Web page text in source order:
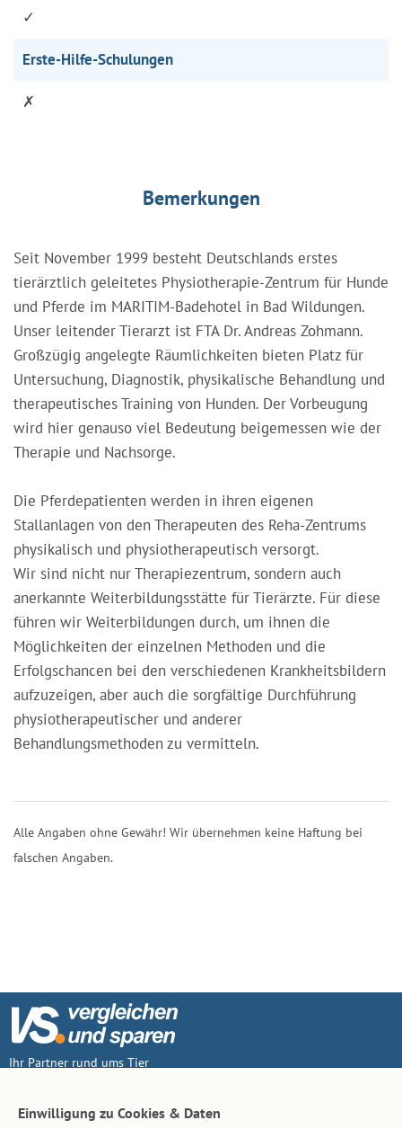
✓
Erste-Hilfe-Schulungen
✗
Bemerkungen
Seit November 1999 besteht Deutschlands erstes
tierärztlich geleitetes Physiotherapie-Zentrum für Hunde
und Pferde im MARITIM-Badehotel in Bad Wildungen.
Unser leitender Tierarzt ist FTA Dr. Andreas Zohmann.
Großzügig angelegte Räumlichkeiten bieten Platz für
Untersuchung, Diagnostik, physikalische Behandlung und
therapeutisches Training von Hunden. Der Vorbeugung
wird hier genauso viel Bedeutung beigemessen wie der
Therapie und Nachsorge.
Die Pferdepatienten werden in ihren eigenen
Stallanlagen von den Therapeuten des Reha-Zentrums
physikalisch und physiotherapeutisch versorgt.
Wir sind nicht nur Therapiezentrum, sondern auch
anerkannte Weiterbildungsstätte für Tierärzte. Für diese
führen wir Weiterbildungen durch, um ihnen die
Möglichkeiten der einzelnen Methoden und die
Erfolgschancen bei den verschiedenen Krankheitsbildern
aufzuzeigen, aber auch die sorgfältige Durchführung
physiotherapeutischer und anderer
Behandlungsmethoden zu vermitteln.
Alle Angaben ohne Gewähr! Wir übernehmen keine Haftung bei
falschen Angaben.
Ihr Partner rund ums Tier
Einwilligung zu Cookies & Daten